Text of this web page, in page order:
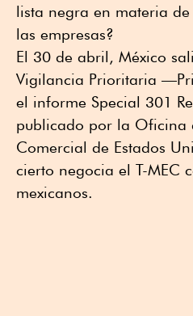
lista negra en materia
las empresas?
El 30 de abril, México
Vigilancia Prioritaria
el informe Special 301
publicado por la Oficina
Comercial de Estados
cierto negocia el T-MEC
mexicanos.